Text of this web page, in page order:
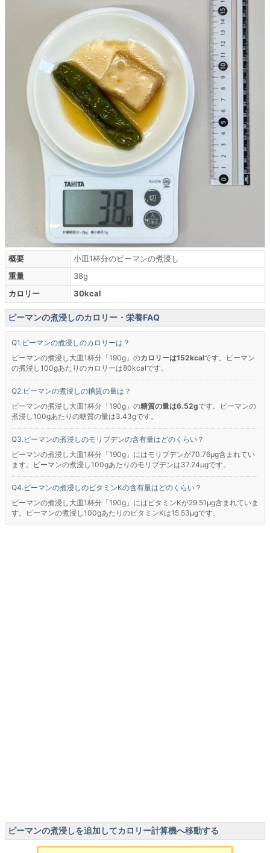
概要
小皿1杯分のピーマンの煮浸し
重量
38g
カロリー
30kcal
ピーマンの煮浸しのカロリー・栄養FAQ
ピーマンの煮浸しのカロリーは？
ピーマンの煮浸し大皿1杯分「190g」のカロリーは152kcalです。ピーマン
の煮浸し100gあたりのカロリーは80kcalです。
ピーマンの煮浸しの糖質の量は？
ピーマンの煮浸し大皿1杯分「190g」の糖質の量は6.52gです。ピーマンの
煮浸し100gあたりの糖質の量は3.43gです。
ピーマンの煮浸しのモリブデンの含有量はどのくらい？
ピーマンの煮浸し大皿1杯分「190g」にはモリブデンが70.76μg含まれてい
ます。ピーマンの煮浸し100gあたりのモリブデンは37.24μgです。
ピーマンの煮浸しのビタミンKの含有量はどのくらい？
ピーマンの煮浸し大皿1杯分「190g」にはビタミンKが29.51μg含まれていま
す。ピーマンの煮浸し100gあたりのビタミンKは15.53μgです。
ピーマンの煮浸しを追加してカロリー計算機へ移動する